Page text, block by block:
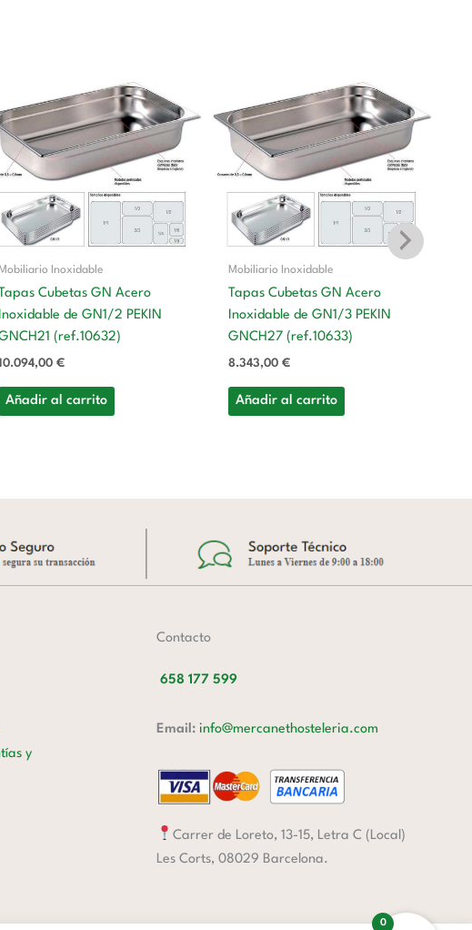
Mobiliario Inoxidable
Tapas Cubetas GN Acero
Inoxidable de GN1/2 PEKIN
(ref.10632)
€
Añadir al carrito
Mobiliario Inoxidable
Tapas Cubetas GN Acero
Inoxidable de GN1/3 PEKIN
GNCH27 (ref.10633)
8.343,00 €
Añadir al carrito
y
Contacto
658 177 599
Email: info@mercanethosteleria.com
Carrer de Loreto, 13-15, Letra C (Local)
Les Corts, 08029 Barcelona.
0